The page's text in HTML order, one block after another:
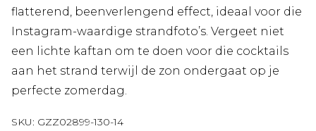
flatterend, beenverlengend effect, ideaal voor die
Instagram-waardige strandfoto’s. Vergeet niet
een lichte kaftan om te doen voor die cocktails
aan het strand terwijl de zon ondergaat op je
perfecte zomerdag.
SKU: GZZ02899-130-14